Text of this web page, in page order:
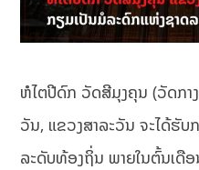
ຫໍໄຕປີດົກ ວັດສີມຸງຄຸນ (ວັດກາ
ວັນ, ແຂວງສາລະວັນ ຈະໄດ້ຮັບ
ລະດັບທ້ອງຖິ່ນ ພາຍໃນຕົ້ນເດືອ